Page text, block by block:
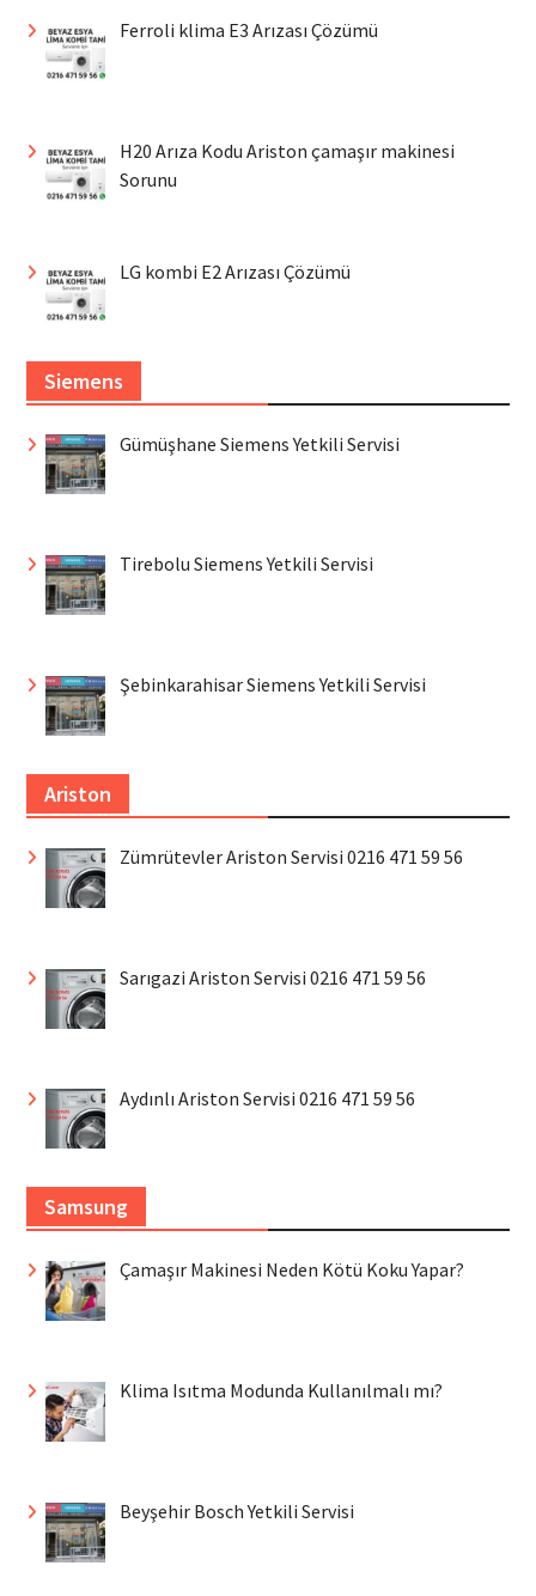
Ferroli klima E3 Arızası Çözümü
H20 Arıza Kodu Ariston çamaşır makinesi
Sorunu
LG kombi E2 Arızası Çözümü
Siemens
Gümüşhane Siemens Yetkili Servisi
Tirebolu Siemens Yetkili Servisi
Şebinkarahisar Siemens Yetkili Servisi
Ariston
Zümrütevler Ariston Servisi 0216 471 59 56
Sarıgazi Ariston Servisi 0216 471 59 56
Aydınlı Ariston Servisi 0216 471 59 56
Samsung
Çamaşır Makinesi Neden Kötü Koku Yapar?
Klima Isıtma Modunda Kullanılmalı mı?
Beyşehir Bosch Yetkili Servisi